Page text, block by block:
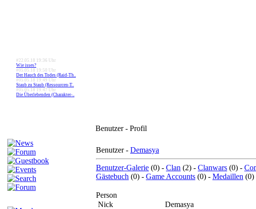
#22.05.18 19:36 Uhr
Wie isses?
#05.05.18 19:50 Uhr
Der Hauch des Todes (Raid-Th..
#05.05.18 19:49 Uhr
Staub zu Staub (Ressourcen-T..
#05.05.18 19:47 Uhr
Die Überlebenden (Charakter-..
Benutzer - Profil
Benutzer - Demasya
Benutzer-Galerie (0) - Clan (2) - Clanwars (0) -
Gästebuch (0) - Game Accounts (0) - Medaillen (0)
Person
Nick
Demasya